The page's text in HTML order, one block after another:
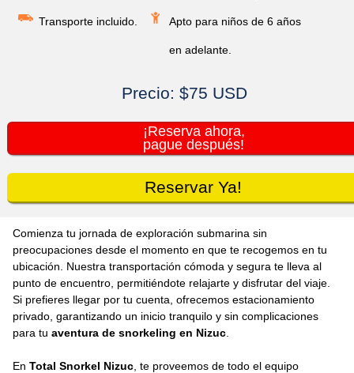
Transporte incluido. Apto para niños de 6 años
en adelante.
Precio: $75 USD
¡Reserva ahora,
pague después!
Reservar Ya!
Comienza tu jornada de exploración submarina sin
preocupaciones desde el momento en que te recogemos en tu
ubicación. Nuestra transportación cómoda y segura te lleva al
punto de encuentro, permitiéndote relajarte y disfrutar del viaje.
Si prefieres llegar por tu cuenta, ofrecemos estacionamiento
privado, garantizando un inicio tranquilo y sin complicaciones
para tu aventura de snorkeling en Nizuc
En Total Snorkel Nizuc , te proveemos de todo el equipo